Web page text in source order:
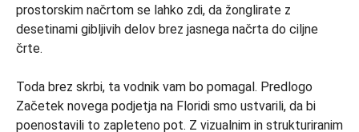
prostorskim načrtom se lahko zdi, da žonglirate z
desetinami gibljivih delov brez jasnega načrta do ciljne
črte.
Toda brez skrbi, ta vodnik vam bo pomagal. Predlogo
Začetek novega podjetja na Floridi smo ustvarili, da bi
poenostavili to zapleteno pot. Z vizualnim in strukturiranim